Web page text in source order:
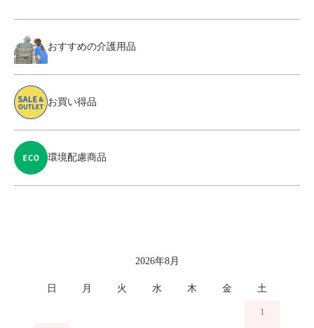
おすすめの介護用品
お買い得品
環境配慮商品
2026年8月
日 月 火 水 木 金 土
1